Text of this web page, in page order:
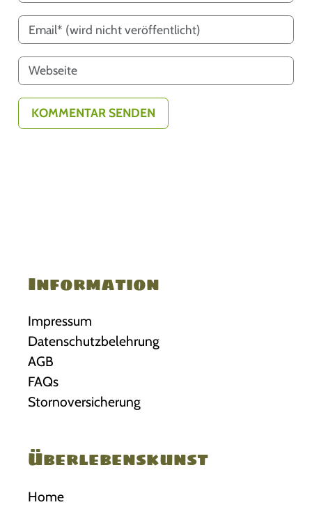
Information
Impressum
Datenschutzbelehrung
AGB
FAQs
Stornoversicherung
Überlebenskunst
Home